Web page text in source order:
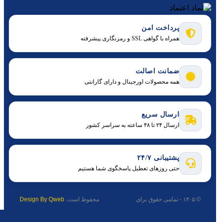
پرداخت امن
همراه با گواهی SSL و رمزنگاری پیشرفته
ضمانت اصالت
همه محصولات اورجینال و دارای گارانتی
ارسال سریع
ارسال ۲۴ تا ۴۸ ساعته به سراسر کشور
پشتیبانی ۲۴/۷
حتی روزهای تعطیل پاسخگوی شما هستیم
© ۱۴۰۵ - تمامی حقوق برای محفوظ است.Design By Qweb